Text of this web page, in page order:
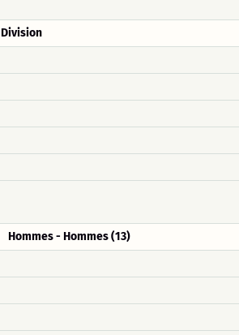
Division
Hommes - Hommes (13)